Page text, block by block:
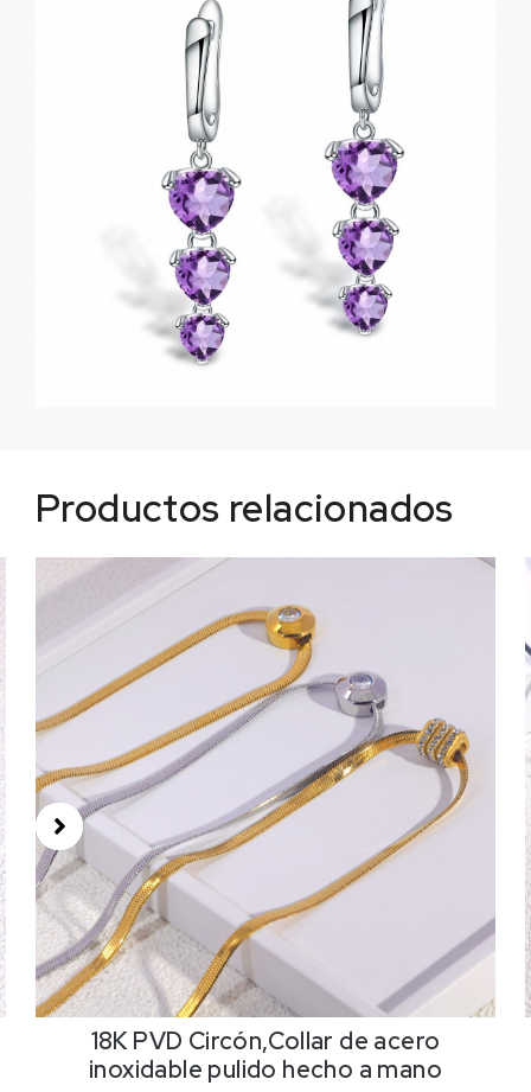
Productos relacionados
18K PVD Circón,Collar de acero
inoxidable pulido hecho a mano